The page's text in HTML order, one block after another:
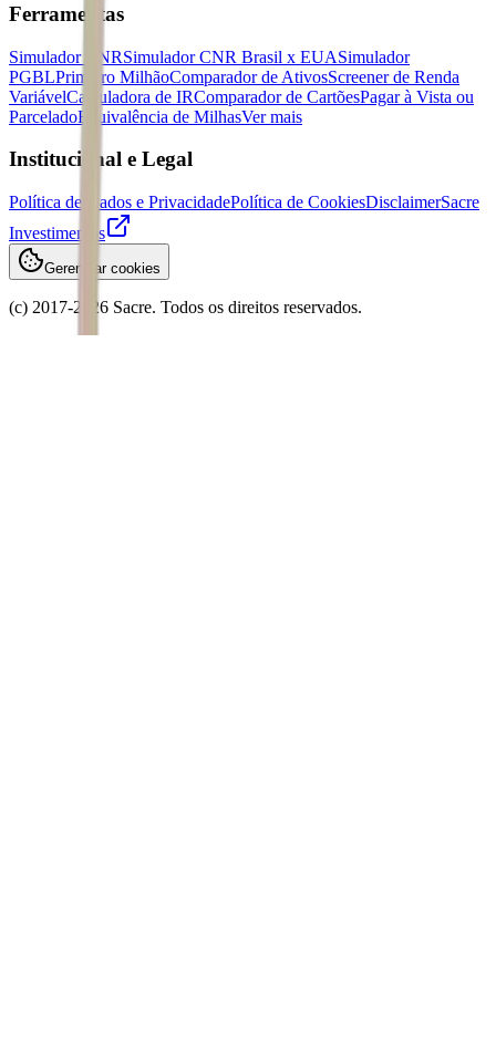
Ferramentas
Simulador CNRSimulador CNR Brasil x EUASimulador
PGBLPrimeiro MilhãoComparador de AtivosScreener de Renda
VariávelCalculadora de IRComparador de CartõesPagar à Vista ou
ParceladoEquivalência de MilhasVer mais
Institucional e Legal
Política de Dados e PrivacidadePolítica de CookiesDisclaimerSacre
Investimentos
Gerenciar cookies
(c) 2017-2026 Sacre. Todos os direitos reservados.